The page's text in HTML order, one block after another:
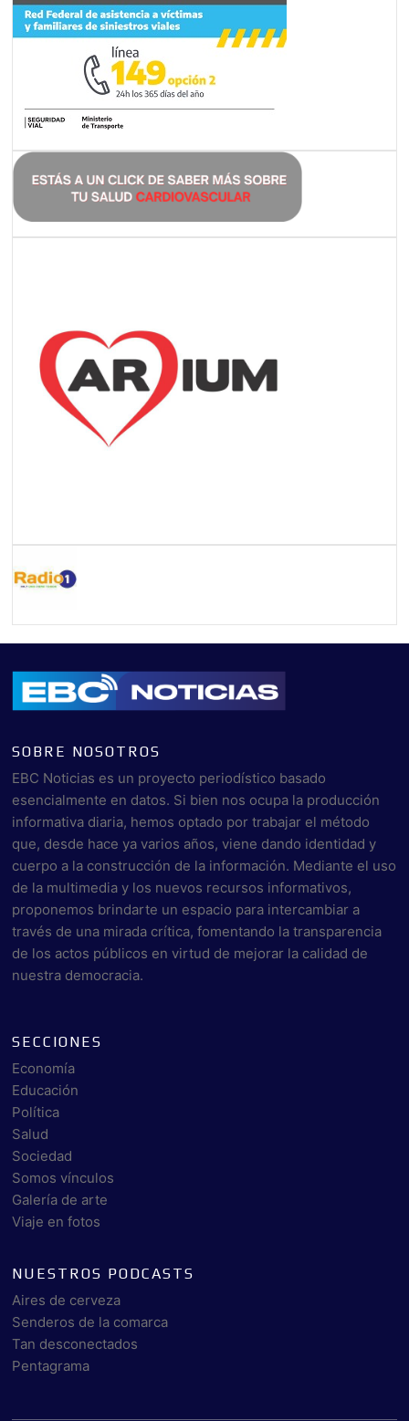
SOBRE NOSOTROS
EBC Noticias es un proyecto periodístico basado
esencialmente en datos. Si bien nos ocupa la producción
informativa diaria, hemos optado por trabajar el método
que, desde hace ya varios años, viene dando identidad y
cuerpo a la construcción de la información. Mediante el uso
de la multimedia y los nuevos recursos informativos,
proponemos brindarte un espacio para intercambiar a
través de una mirada crítica, fomentando la transparencia
de los actos públicos en virtud de mejorar la calidad de
nuestra democracia.
SECCIONES
Economía
Educación
Política
Salud
Sociedad
Somos vínculos
Galería de arte
Viaje en fotos
NUESTROS PODCASTS
Aires de cerveza
Senderos de la comarca
Tan desconectados
Pentagrama